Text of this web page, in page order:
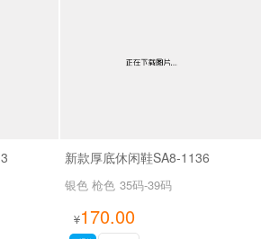
新款厚底休闲鞋SA8-1136
银色 枪色 35码-39码
¥170.00